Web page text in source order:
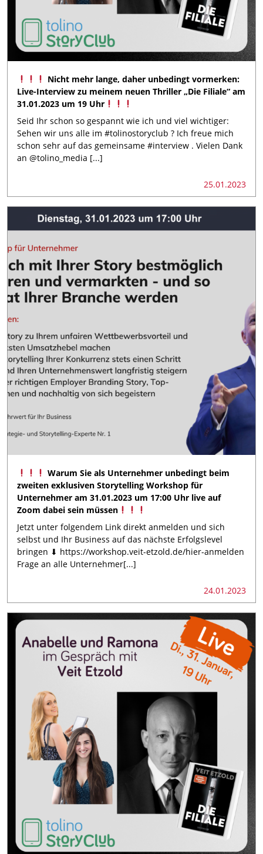
Nicht mehr lange, daher unbedingt vormerken:
Live-Interview zu meinem neuen Thriller „Die Filiale“ am
31.01.2023 um 19 Uhr
Seid Ihr schon so gespannt wie ich und viel wichtiger:
Sehen wir uns alle im #tolinostoryclub ? Ich freue mich
schon sehr auf das gemeinsame #interview . Vielen Dank
an @tolino_media [...]
25.01.2023
Warum Sie als Unternehmer unbedingt beim
zweiten exklusiven Storytelling Workshop für
Unternehmer am 31.01.2023 um 17:00 Uhr live auf
Zoom dabei sein müssen
Jetzt unter folgendem Link direkt anmelden und sich
selbst und Ihr Business auf das nächste Erfolgslevel
bringen ⬇ https://workshop.veit-etzold.de/hier-anmelden
Frage an alle Unternehmer[...]
24.01.2023